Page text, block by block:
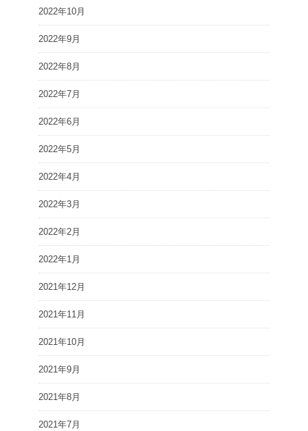
2022年10月
2022年9月
2022年8月
2022年7月
2022年6月
2022年5月
2022年4月
2022年3月
2022年2月
2022年1月
2021年12月
2021年11月
2021年10月
2021年9月
2021年8月
2021年7月